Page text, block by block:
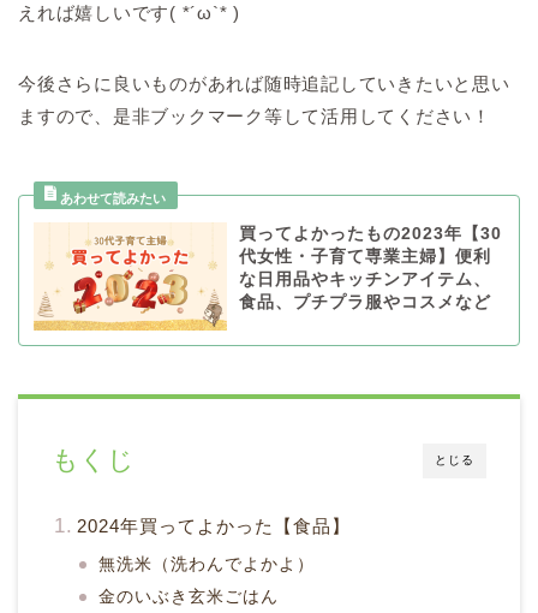
えれば嬉しいです( *´ω`* )
今後さらに良いものがあれば随時追記していきたいと思い
ますので、是非ブックマーク等して活用してください！
買ってよかったもの2023年【30
代女性・子育て専業主婦】便利
な日用品やキッチンアイテム、
食品、プチプラ服やコスメなど
とじる
もくじ
2024年買ってよかった【食品】
無洗米（洗わんでよかよ）
金のいぶき玄米ごはん